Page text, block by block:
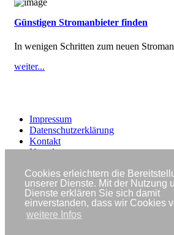
Cookies erleichtern die
unserer Dienste. Mit der Nutzung
Dienste erklären Sie sich damit
einverstanden, dass wir Cookies
weitere Infos
Günstigen Stromanbieter finden
In wenigen Schritten zum neuen
weiter...
Impressum
Datenschutzerklärung
Kontakt
Newsletter
Copyright © IWR 2026